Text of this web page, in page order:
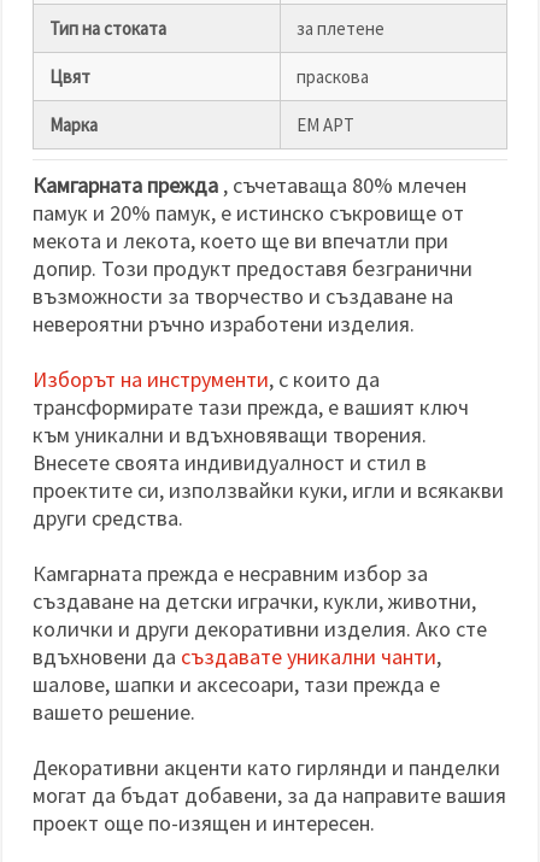
Тип на стоката за плетене
Цвят праскова
Марка ЕМ АРТ
Камгарната прежда , съчетаваща 80% млечен
памук и 20% памук, е истинско съкровище от
мекота и лекота, което ще ви впечатли при
допир. Този продукт предоставя безгранични
възможности за творчество и създаване на
невероятни ръчно изработени изделия.
Изборът на инструменти, с които да
трансформирате тази прежда, е вашият ключ
към уникални и вдъхновяващи творения.
Внесете своята индивидуалност и стил в
проектите си, използвайки куки, игли и всякакви
други средства.
Камгарната прежда е несравним избор за
създаване на детски играчки, кукли, животни,
колички и други декоративни изделия. Ако сте
вдъхновени да създавате уникални чанти,
шалове, шапки и аксесоари, тази прежда е
вашето решение.
Декоративни акценти като гирлянди и панделки
могат да бъдат добавени, за да направите вашия
проект още по-изящен и интересен.